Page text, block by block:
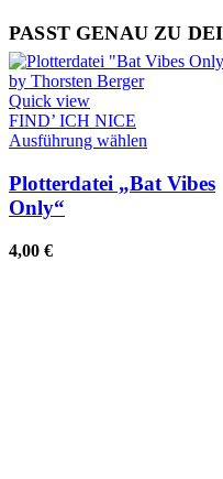
PASST GENAU ZU
Quick view
FIND’ ICH NICE
Ausführung wählen
weist
mehrere
Plotterdatei „Bat Vibes
Only“
4,00 €